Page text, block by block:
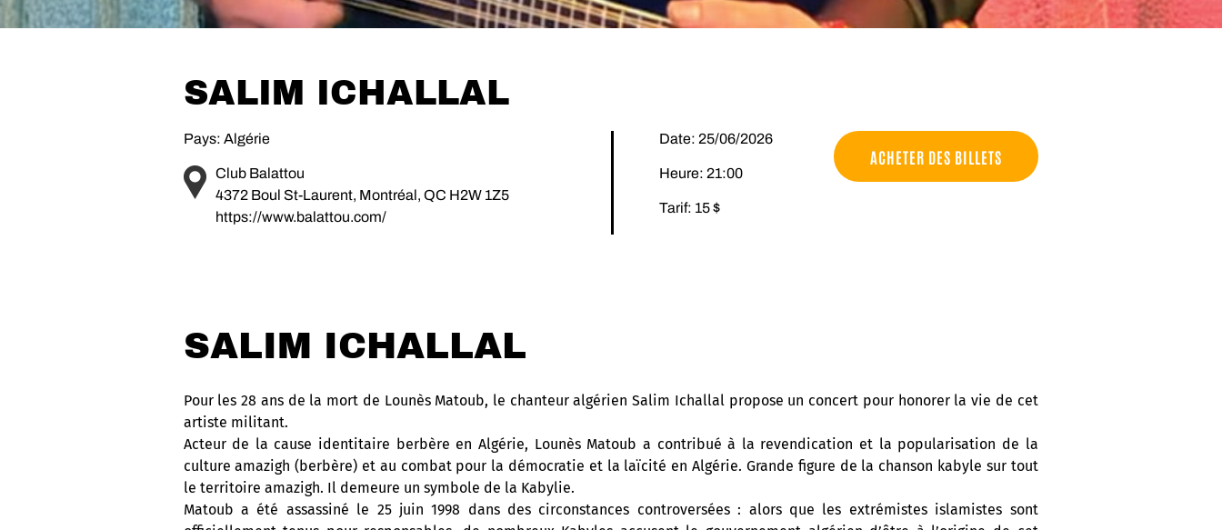
SALIM ICHALLAL
Pays: Algérie
Club Balattou
4372 Boul St-Laurent, Montréal, QC H2W 1Z5
https://www.balattou.com/
Date: 25/06/2026
Heure: 21:00
Tarif: 15 $
ACHETER DES BILLETS
SALIM ICHALLAL
Pour les 28 ans de la mort de Lounès Matoub, le chanteur algérien Salim Ichallal propose un concert pour honorer la vie de cet
artiste militant.
Acteur de la cause identitaire berbère en Algérie, Lounès Matoub a contribué à la revendication et la popularisation de la
culture amazigh (berbère) et au combat pour la démocratie et la laïcité en Algérie. Grande figure de la chanson kabyle sur tout
le territoire amazigh. Il demeure un symbole de la Kabylie.
Matoub a été assassiné le 25 juin 1998 dans des circonstances controversées : alors que les extrémistes islamistes sont